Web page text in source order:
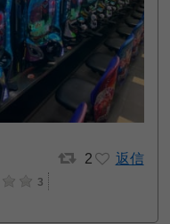
2 返信
3